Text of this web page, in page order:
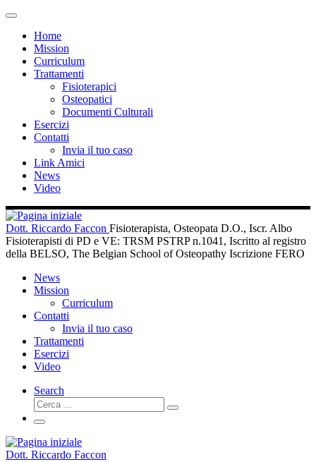
Passa
contenuto
Menu
Home
Mission
Curriculum
Trattamenti
Fisioterapici
Osteopatici
Documenti Culturali
Esercizi
Contatti
Invia il tuo caso
Link Amici
News
Video
Dott. Riccardo Faccon Fisioterapista, Osteopata D.O., Iscr. Albo
Fisioterapisti di PD e VE: TRSM PSTRP n.1041, Iscritto al registro
della BELSO, The Belgian School of Osteopathy Iscrizione FERO
News
Mission
Curriculum
Contatti
Invia il tuo caso
Trattamenti
Esercizi
Video
Search
Cerca
Cerca
Menu
Dott. Riccardo Faccon